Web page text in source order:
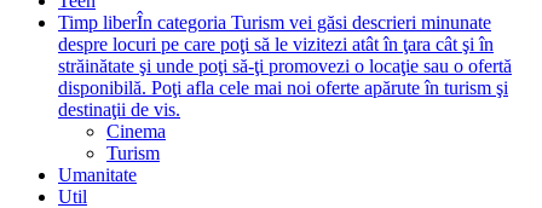
Timp liberÎn categoria Turism vei găsi descrieri minunate
despre locuri pe care poţi să le vizitezi atât în ţara cât şi în
străinătate şi unde poţi să-ţi promovezi o locaţie sau o ofertă
disponibilă. Poţi afla cele mai noi oferte apărute în turism şi
destinaţii de vis.
Cinema
Turism
Umanitate
Util